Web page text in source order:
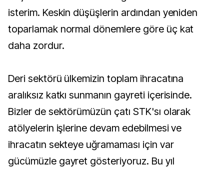
isterim. Keskin düşüşlerin ardından yeniden
toparlamak normal dönemlere göre üç kat
daha zordur.
Deri sektörü ülkemizin toplam ihracatına
aralıksız katkı sunmanın gayreti içerisinde.
Bizler de sektörümüzün çatı STK'sı olarak
atölyelerin işlerine devam edebilmesi ve
ihracatın sekteye uğramaması için var
gücümüzle gayret gösteriyoruz. Bu yıl